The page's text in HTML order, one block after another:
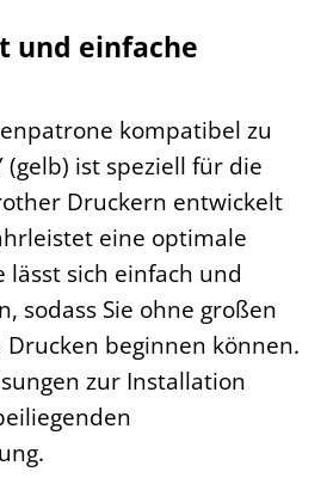
und einfache
kompatibel zu
(gelb) ist speziell für die
Druckern entwickelt
eine optimale
lässt sich einfach und
sodass Sie ohne großen
beginnen können.
zur Installation